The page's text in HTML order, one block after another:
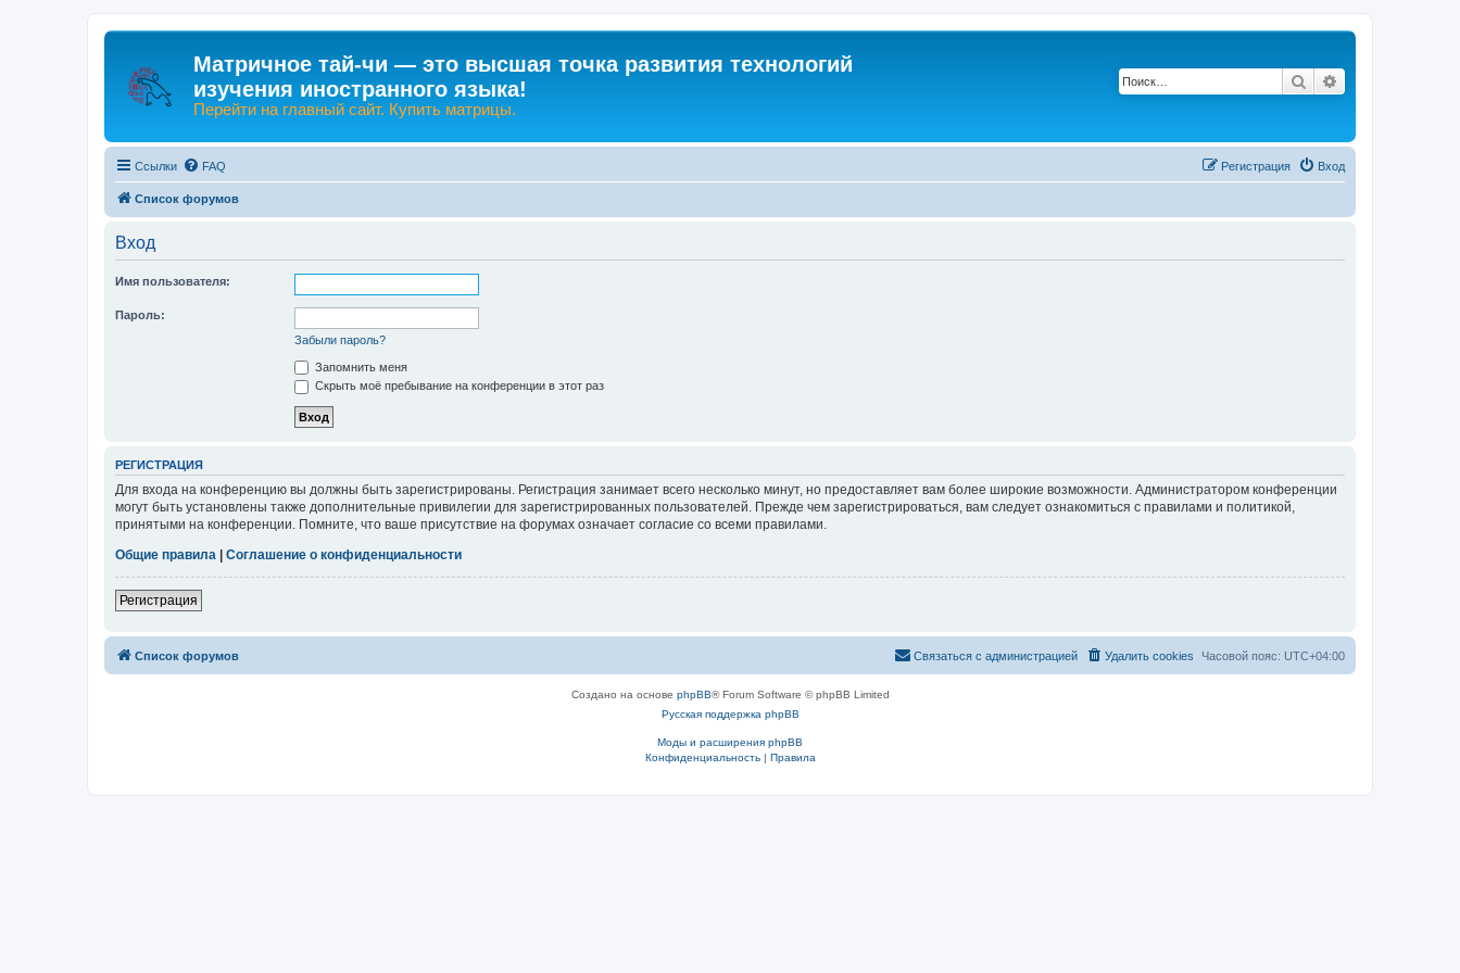
Матричное тай-чи — это высшая точка развития технологий
изучения иностранного языка!
Перейти на главный сайт. Купить матрицы.
Поиск
Ссылки FAQ Вход
Регистрация
Список форумов
Вход
Имя пользователя:
Пароль:
Забыли пароль?
Запомнить меня
Скрыть моё пребывание на конференции в этот раз
РЕГИСТРАЦИЯ
Для входа на конференцию вы должны быть зарегистрированы. Регистрация занимает всего несколько минут, но предоставляет вам более широкие возможности. Администратором конференции
могут быть установлены также дополнительные привилегии для зарегистрированных пользователей. Прежде чем зарегистрироваться, вам следует ознакомиться с правилами и политикой,
принятыми на конференции. Помните, что ваше присутствие на форумах означает согласие со всеми правилами.
Общие правила
Соглашение о конфиденциальности
Регистрация
Список форумов Часовой пояс: UTC+04:00
Удалить cookies
Связаться с администрацией
Создано на основе phpBB® Forum Software © phpBB Limited
Русская поддержка phpBB
Моды и расширения phpBB
Конфиденциальность| Правила